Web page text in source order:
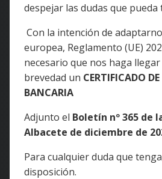
despejar las dudas que pueda
Con la intención de
europea, Reglamento (UE)
necesario que nos haga
brevedad un CERTIFICADO
BANCARIA
Adjunto el Boletín nº 365 de
Albacete de diciembre de
Para cualquier duda que
disposición.